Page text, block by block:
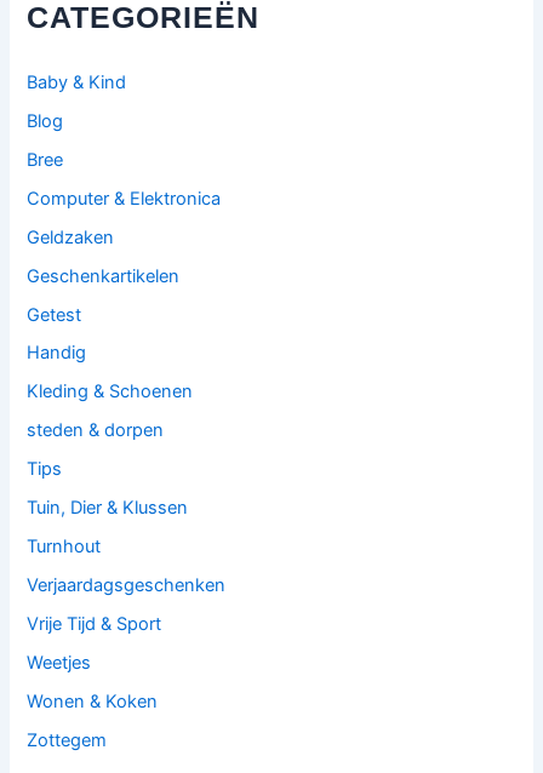
CATEGORIEËN
Baby & Kind
Blog
Bree
Computer & Elektronica
Geldzaken
Geschenkartikelen
Getest
Handig
Kleding & Schoenen
steden & dorpen
Tips
Tuin, Dier & Klussen
Turnhout
Verjaardagsgeschenken
Vrije Tijd & Sport
Weetjes
Wonen & Koken
Zottegem